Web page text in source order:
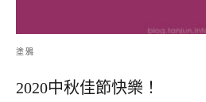
塗鴉
2020中秋佳節快樂！